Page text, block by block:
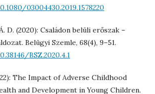
03004430.2019.1578220
D. (2020): Családon belüli erőszak –
Belügyi Szemle, 68(4), 9–51.
BSZ.2020.4.1
The Impact of Adverse Childhood
and Development in Young Children.